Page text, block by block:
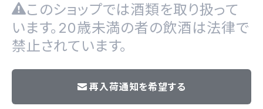
このショップでは酒類を取り扱って
います。20歳未満の者の飲酒は法律で
禁止されています。
再入荷通知を希望する